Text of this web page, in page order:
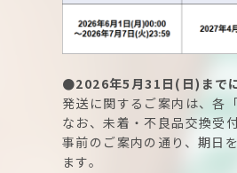
●2026年5月31日(日)まで
発送に関するご案内は、各
なお、未着・不良品交換受
事前のご案内の通り、期日
ます。